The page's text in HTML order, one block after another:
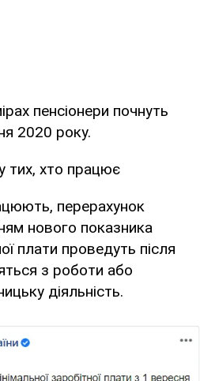
пенсіонери почнуть
2020 року.
тих, хто працює
перерахунок
нового показника
плати проведуть після
з роботи або
діяльність.